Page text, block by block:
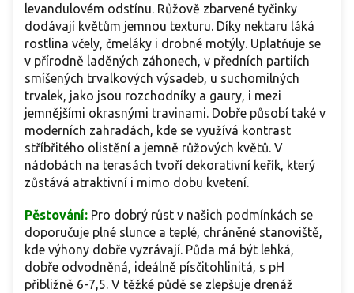
levandulovém odstínu. Růžově zbarvené tyčinky
dodávají květům jemnou texturu. Díky nektaru láká
rostlina včely, čmeláky i drobné motýly. Uplatňuje se
v přírodně laděných záhonech, v předních partiích
smíšených trvalkových výsadeb, u suchomilných
trvalek, jako jsou rozchodníky a gaury, i mezi
jemnějšími okrasnými travinami. Dobře působí také v
moderních zahradách, kde se využívá kontrast
stříbřitého olistění a jemně růžových květů. V
nádobách na terasách tvoří dekorativní keřík, který
zůstává atraktivní i mimo dobu kvetení.
Pěstování: Pro dobrý růst v našich podmínkách se
doporučuje plné slunce a teplé, chráněné stanoviště,
kde výhony dobře vyzrávají. Půda má být lehká,
dobře odvodněná, ideálně písčitohlinitá, s pH
přibližně 6-7,5. V těžké půdě se zlepšuje drenáž